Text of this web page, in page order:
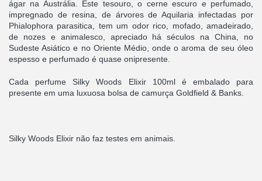
ágar na Austrália. Este tesouro, o cerne escuro e perfumado,
impregnado de resina, de árvores de Aquilaria infectadas por
Phialophora parasitica, tem um odor rico, mofado, amadeirado,
de nozes e animalesco, apreciado há séculos na China, no
Sudeste Asiático e no Oriente Médio, onde o aroma de seu óleo
espesso e perfumado é quase onipresente.
Cada perfume Silky Woods Elixir 100ml é embalado para
presente em uma luxuosa bolsa de camurça Goldfield & Banks.
Silky Woods Elixir não faz testes em animais.